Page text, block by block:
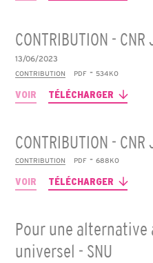
CONTRIBUTION -
13/06/2023
CONTRIBUTION PDF -534KO
VOIR TÉLÉCHARGER
CONTRIBUTION -
CONTRIBUTION PDF -688KO
VOIR TÉLÉCHARGER
Pour une alternative
universel - SNU